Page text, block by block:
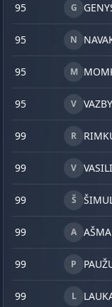
95 G
95 N
95 M
95 V
99 R
99 V
99 Š
99 A
99 P
99 L